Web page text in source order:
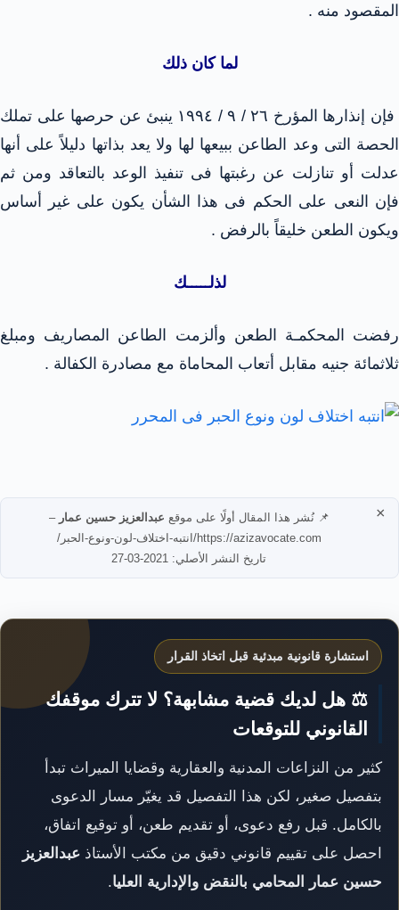
المقصود منه .
لما كان ذلك
فإن إنذارها المؤرخ ٢٦ / ٩ / ١٩٩٤ ينبئ عن حرصها على تملك
الحصة التى وعد الطاعن ببيعها لها ولا يعد بذاتها دليلاً على أنها
عدلت أو تنازلت عن رغبتها فى تنفيذ الوعد بالتعاقد ومن ثم
فإن النعى على الحكم فى هذا الشأن يكون على غير أساس
ويكون الطعن خليقاً بالرفض .
لذلـــــك
رفضت المحكمـة الطعن وألزمت الطاعن المصاريف ومبلغ
ثلاثمائة جنيه مقابل أتعاب المحاماة مع مصادرة الكفالة .
📌 نُشر هذا المقال أولًا على موقع عبدالعزيز حسين عمار –
https://azizavocate.com/انتبه-اختلاف-لون-ونوع-الحبر/
تاريخ النشر الأصلي: 2021-03-27
×
استشارة قانونية مبدئية قبل اتخاذ القرار
⚖️ هل لديك قضية مشابهة؟ لا تترك موقفك
القانوني للتوقعات
كثير من النزاعات المدنية والعقارية وقضايا الميراث تبدأ
بتفصيل صغير، لكن هذا التفصيل قد يغيّر مسار الدعوى
بالكامل. قبل رفع دعوى، أو تقديم طعن، أو توقيع اتفاق،
احصل على تقييم قانوني دقيق من مكتب الأستاذ عبدالعزيز
حسين عمار المحامي بالنقض والإدارية العليا.